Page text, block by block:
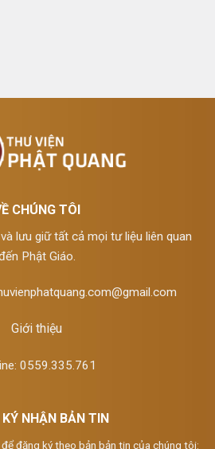
CHÚNG TÔI
lưu giữ tất cả mọi tư liệu liên quan
Phật Giáo.
Giới thiệu
0559.335.761
NHẬN BẢN TIN
đăng ký theo bản bản tin của chúng tôi: